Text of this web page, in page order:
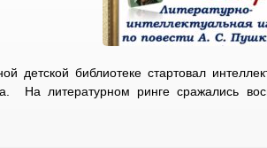
детской библиотеке стартовал
На литературном ринге сражались